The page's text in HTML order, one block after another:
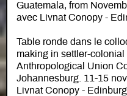
Guatemala, from
avec Livnat Conopy -
Table ronde dans le
making in settler-colonial
Anthropological Union
Johannesburg. 11-15
Livnat Conopy -